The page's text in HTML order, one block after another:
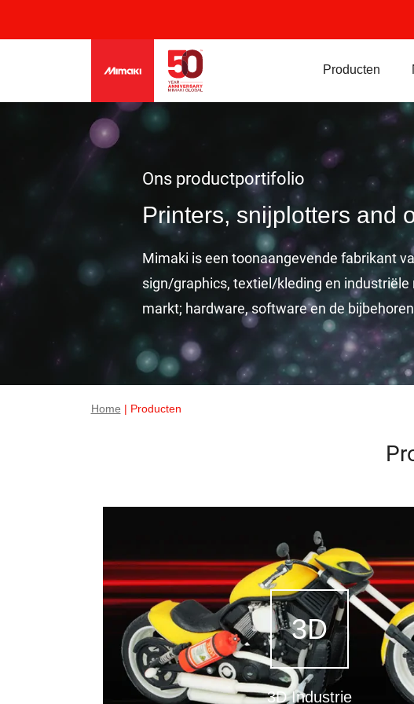
Producten
Ons productportifolio
Printers, snijplotters and
Mimaki is een toonaangevende fabrikant
sign/graphics, textiel/kleding en
markt; hardware, software en de
Home | Producten
3D
3D Industrie